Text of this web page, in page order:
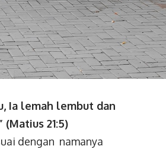
Ia lemah lembut dan
(Matius 21:5)
dengan namanya